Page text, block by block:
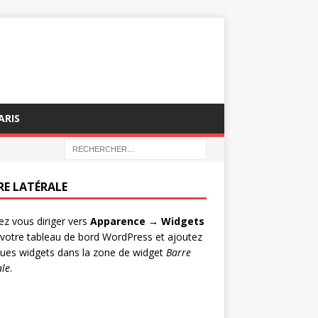
LATÉRALE
vous diriger vers Apparence → Widgets
tableau de bord WordPress et ajoutez
widgets dans la zone de widget Barre
.